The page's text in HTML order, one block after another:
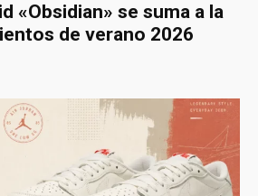
«Obsidian» se suma a la
de verano 2026